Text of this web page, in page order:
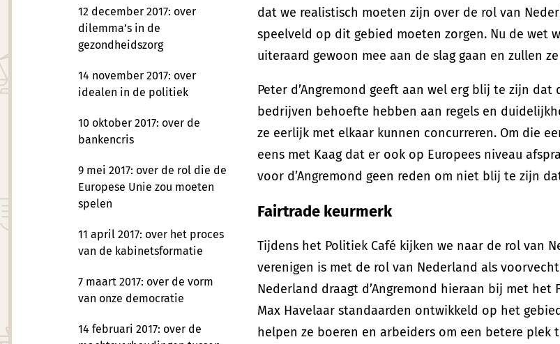
12 december 2017: over
dilemma’s in de
gezondheidszorg
14 november 2017: over
idealen in de politiek
10 oktober 2017: over de
bankencris
9 mei 2017: over de rol die de
Europese Unie zou moeten
spelen
11 april 2017: over het proces
van de kabinetsformatie
7 maart 2017: over de vorm
van onze democratie
14 februari 2017: over de
dat we realistisch moeten zijn over de rol van
speelveld op dit gebied moeten zorgen. Nu de wet
uiteraard gewoon mee aan de slag gaan en zullen
Peter d’Angremond geeft aan wel erg blij te zijn
bedrijven behoefte hebben aan regels en
ze eerlijk met elkaar kunnen concurreren. Om die
eens met Kaag dat er ook op Europees niveau
voor d’Angremond geen reden om niet blij te zijn
Fairtrade keurmerk
Tijdens het Politiek Café kijken we naar de rol van
verenigen is met de rol van Nederland als
Nederland draagt d’Angremond hieraan bij met
Max Havelaar standaarden ontwikkeld op het
helpen ze boeren en arbeiders om een betere plek